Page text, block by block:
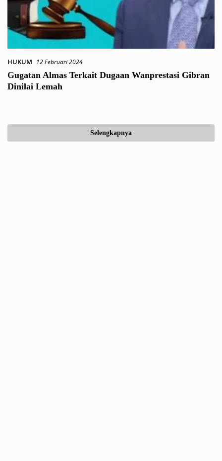
HUKUM 12 Februari 2024
Gugatan Almas Terkait Dugaan Wanprestasi Gibran
Dinilai Lemah
Selengkapnya